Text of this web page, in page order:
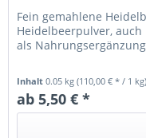
Fein gemahlene
Heidelbeerpulver,
als
Inhalt0.05 kg(110,00 € * / 1 kg)
ab 5,50 € *